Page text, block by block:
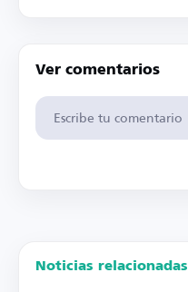
Ver comentarios
Noticias relacionadas